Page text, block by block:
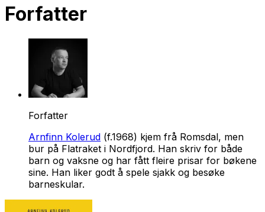
Forfatter
Forfatter
Arnfinn Kolerud (f.1968) kjem frå Romsdal, men
bur på Flatraket i Nordfjord. Han skriv for både
barn og vaksne og har fått fleire prisar for bøkene
sine. Han liker godt å spele sjakk og besøke
barneskular.